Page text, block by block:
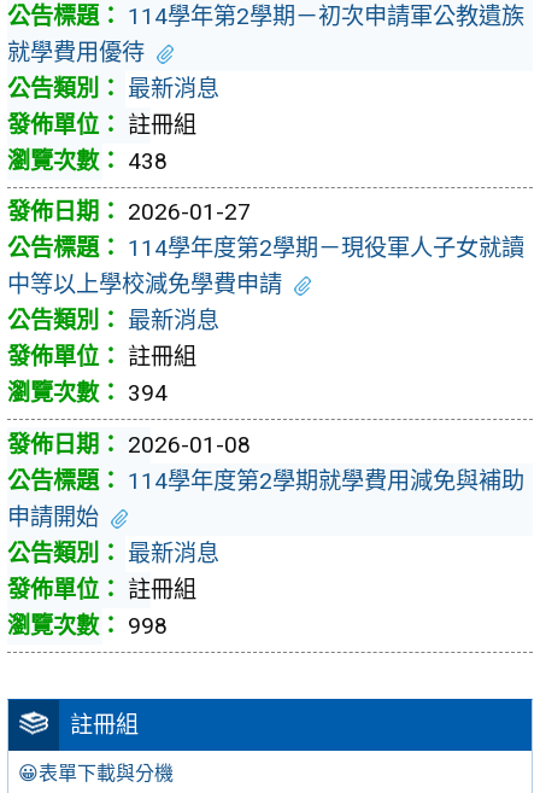
註冊組
😀表單下載與分機
114學年第2學期－初次申請軍公教遺族
就學費用優待
最新消息
註冊組
438
2026-01-27
114學年度第2學期－現役軍人子女就讀
中等以上學校減免學費申請
最新消息
註冊組
394
2026-01-08
114學年度第2學期就學費用減免與補助
申請開始
最新消息
註冊組
998